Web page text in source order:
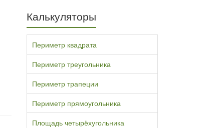
Калькуляторы
Периметр квадрата
Периметр треугольника
Периметр трапеции
Периметр прямоугольника
Площадь четырёхугольника